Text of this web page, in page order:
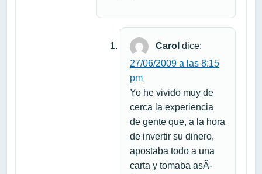
Carol dice:
27/06/2009 a las 8:15
pm
Yo he vivido muy de
cerca la experiencia
de gente que, a la hora
de invertir su dinero,
apostaba todo a una
carta y tomaba asÃ­